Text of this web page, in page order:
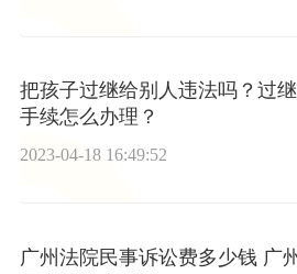
把孩子过继给别人违法吗？过继
手续怎么办理？
2023-04-18 16:49:52
广州法院民事诉讼费多少钱 广州